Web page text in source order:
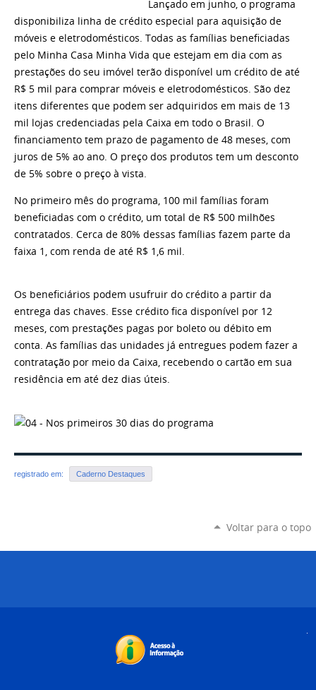
Lançado em junho, o programa
disponibiliza linha de crédito especial para aquisição de
móveis e eletrodomésticos. Todas as famílias beneficiadas
pelo Minha Casa Minha Vida que estejam em dia com as
prestações do seu imóvel terão disponível um crédito de até
R$ 5 mil para comprar móveis e eletrodomésticos. São dez
itens diferentes que podem ser adquiridos em mais de 13
mil lojas credenciadas pela Caixa em todo o Brasil. O
financiamento tem prazo de pagamento de 48 meses, com
juros de 5% ao ano. O preço dos produtos tem um desconto
de 5% sobre o preço à vista.
No primeiro mês do programa, 100 mil famílias foram
beneficiadas com o crédito, um total de R$ 500 milhões
contratados. Cerca de 80% dessas famílias fazem parte da
faixa 1, com renda de até R$ 1,6 mil.
Os beneficiários podem usufruir do crédito a partir da
entrega das chaves. Esse crédito fica disponível por 12
meses, com prestações pagas por boleto ou débito em
conta. As famílias das unidades já entregues podem fazer a
contratação por meio da Caixa, recebendo o cartão em sua
residência em até dez dias úteis.
registrado em: Caderno Destaques
Voltar para o topo